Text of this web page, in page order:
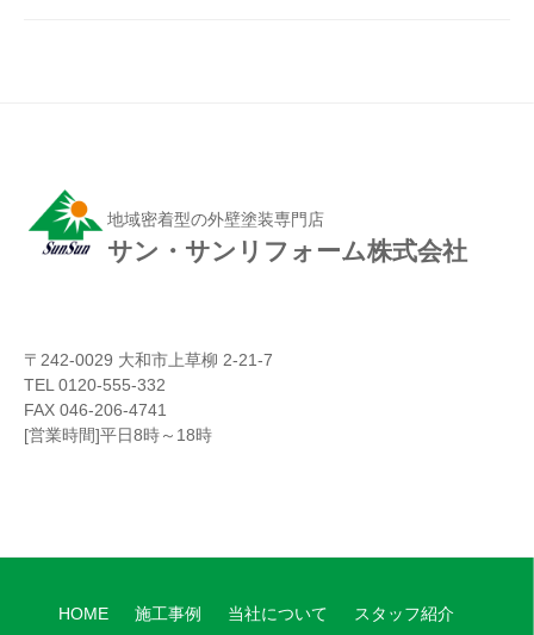
地域密着型の外壁塗装専門店
サン・サンリフォーム株式会社
〒242-0029 大和市上草柳 2-21-7
TEL 0120-555-332
FAX 046-206-4741
[営業時間]平日8時～18時
HOME 施工事例 当社について スタッフ紹介